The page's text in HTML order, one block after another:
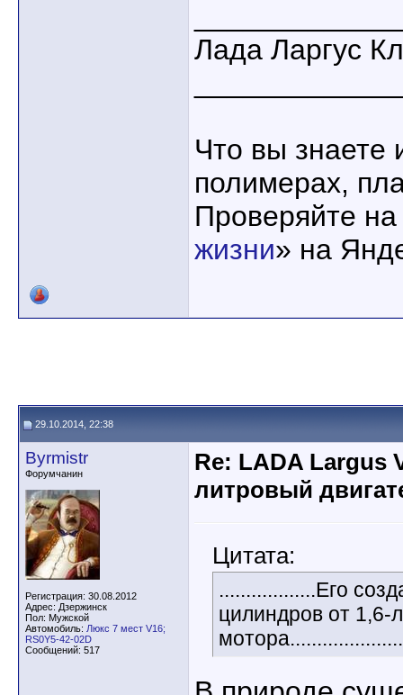
Лада Ларгус
Что вы знаете
полимерах,
Проверяйте
жизни» на
29.10.2014, 22:38
Byrmistr
Форумчанин
Регистрация: 30.08.2012
Адрес: Дзержинск
Пол: Мужской
Автомобиль: Люкс 7 мест V16;
RS0Y5-42-02D
Сообщений: 517
Re: LADA Largus
литровый
Цитата:
..................Его
цилиндров от 1,6-